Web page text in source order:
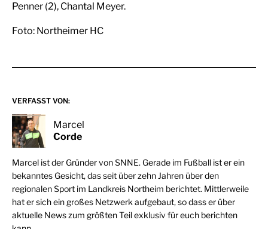
Penner (2), Chantal Meyer.
Foto: Northeimer HC
VERFASST VON:
Marcel
Corde
Marcel ist der Gründer von SNNE. Gerade im Fußball ist er ein
bekanntes Gesicht, das seit über zehn Jahren über den
regionalen Sport im Landkreis Northeim berichtet. Mittlerweile
hat er sich ein großes Netzwerk aufgebaut, so dass er über
aktuelle News zum größten Teil exklusiv für euch berichten